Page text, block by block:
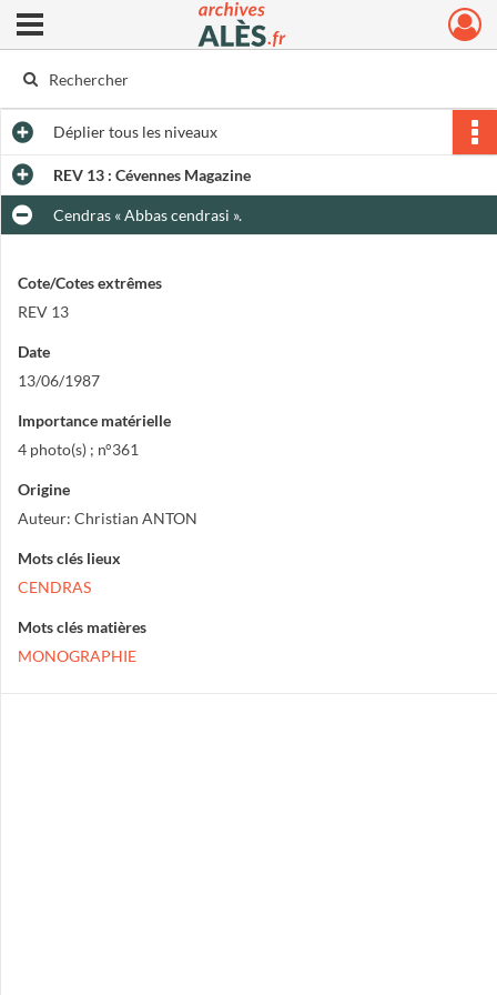
Archives municipales d'Alès
Ouvrir le menu déroulant
Dépliertous les niveaux
REV 13 : Cévennes Magazine
Cendras « Abbas cendrasi ».
Cote/Cotes extrêmes
REV 13
Date
13/06/1987
Importance matérielle
4 photo(s) ; n°361
Origine
Auteur: Christian ANTON
Mots clés lieux
CENDRAS
Mots clés matières
MONOGRAPHIE